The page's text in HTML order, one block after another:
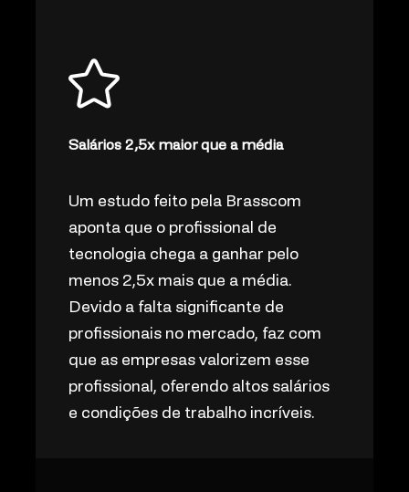
Salários 2,5x maior que a média
Um estudo feito pela Brasscom
aponta que o profissional de
tecnologia chega a ganhar pelo
menos 2,5x mais que a média.
Devido a falta significante de
profissionais no mercado, faz com
que as empresas valorizem esse
profissional, oferendo altos salários
e condições de trabalho incríveis.